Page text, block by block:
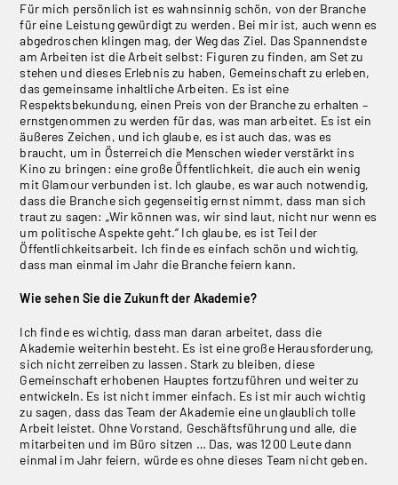
Für mich persönlich ist es wahnsinnig schön, von der Branche
für eine Leistung gewürdigt zu werden. Bei mir ist, auch wenn es
abgedroschen klingen mag, der Weg das Ziel. Das Spannendste
am Arbeiten ist die Arbeit selbst: Figuren zu finden, am Set zu
stehen und dieses Erlebnis zu haben, Gemeinschaft zu erleben,
das gemeinsame inhaltliche Arbeiten. Es ist eine
Respektsbekundung, einen Preis von der Branche zu erhalten –
ernstgenommen zu werden für das, was man arbeitet. Es ist ein
äußeres Zeichen, und ich glaube, es ist auch das, was es
braucht, um in Österreich die Menschen wieder verstärkt ins
Kino zu bringen: eine große Öffentlichkeit, die auch ein wenig
mit Glamour verbunden ist. Ich glaube, es war auch notwendig,
dass die Branche sich gegenseitig ernst nimmt, dass man sich
traut zu sagen: „Wir können was, wir sind laut, nicht nur wenn es
um politische Aspekte geht.“ Ich glaube, es ist Teil der
Öffentlichkeitsarbeit. Ich finde es einfach schön und wichtig,
dass man einmal im Jahr die Branche feiern kann.
Wie sehen Sie die Zukunft der Akademie?
Ich finde es wichtig, dass man daran arbeitet, dass die
Akademie weiterhin besteht. Es ist eine große Herausforderung,
sich nicht zerreiben zu lassen. Stark zu bleiben, diese
Gemeinschaft erhobenen Hauptes fortzuführen und weiter zu
entwickeln. Es ist nicht immer einfach. Es ist mir auch wichtig
zu sagen, dass das Team der Akademie eine unglaublich tolle
Arbeit leistet. Ohne Vorstand, Geschäftsführung und alle, die
mitarbeiten und im Büro sitzen … Das, was 1200 Leute dann
einmal im Jahr feiern, würde es ohne dieses Team nicht geben.